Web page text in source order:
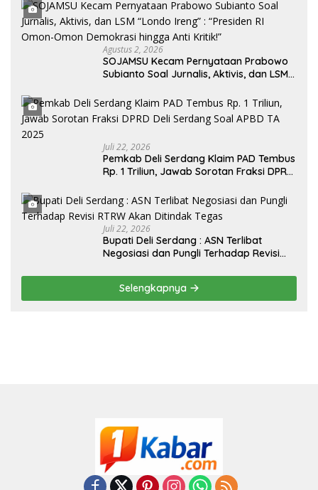
Agustus 2, 2026
SOJAMSU Kecam Pernyataan Prabowo
Subianto Soal Jurnalis, Aktivis, dan LSM
Omon Demokrasi hingga Anti Kritik!”
Juli 22, 2026
Pemkab Deli Serdang Klaim PAD Tembus
Rp. 1 Triliun, Jawab Sorotan Fraksi DPRD
Juli 22, 2026
Bupati Deli Serdang : ASN Terlibat
Negosiasi dan Pungli Terhadap Revisi
Selengkapnya